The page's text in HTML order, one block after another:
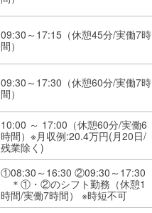
09:30～17:15（休憩45分/実働7時
間）
09:30～17:30（休憩60分/実働7時
間）
10:00 ～ 17:00（休憩60分/実働6
時間）※月収例:20.4万円(月20日/
残業除く)
①08:30～16:30 ②09:30～17:30
＊①・②のシフト勤務（休憩1
時間/実働7時間） ※時短不可